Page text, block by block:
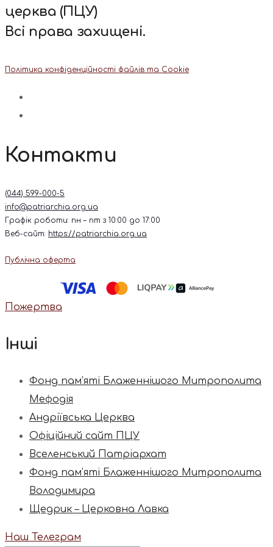
церква (ПЦУ)
Всі права захищені.
Політика конфіденційності файлів та Cookie
Контакти
(044) 599-000-5
info@patriarchia.org.ua
Графік роботи: пн – пт з 10:00 до 17:00
Веб-сайт: https://patriarchia.org.ua
Публічна оферта
Пожертва
Інші
Фонд пам’яті Блаженнішого Митрополита
Мефодія
Андріївська Церква
Офіційний сайт ПЦУ
Вселенський Патріархат
Фонд пам’яті Блаженнішого Митрополита
Володимира
Щедрик – Церковна Лавка
Наш Телеграм